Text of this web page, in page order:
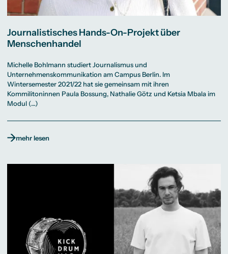
Journalistisches Hands-On-Projekt über
Menschenhandel
Michelle Bohlmann studiert Journalismus und
Unternehmenskommunikation am Campus Berlin. Im
Wintersemester 2021/22 hat sie gemeinsam mit ihren
Kommilitoninnen Paula Bossung, Nathalie Götz und Ketsia Mbala im
Modul (…)
mehr lesen